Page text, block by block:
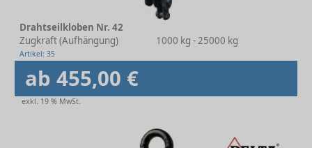
Drahtseilkloben Nr. 42
Zugkraft (Aufhängung)
1000 kg - 25000 kg
Artikel: 35
ab 455,00 €
exkl. 19 % MwSt.